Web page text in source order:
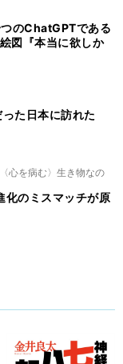
のChatGPTである
図『本当に欲しか
た日本に訪れた
心を病む〉生き物なの
化のミスマッチが原